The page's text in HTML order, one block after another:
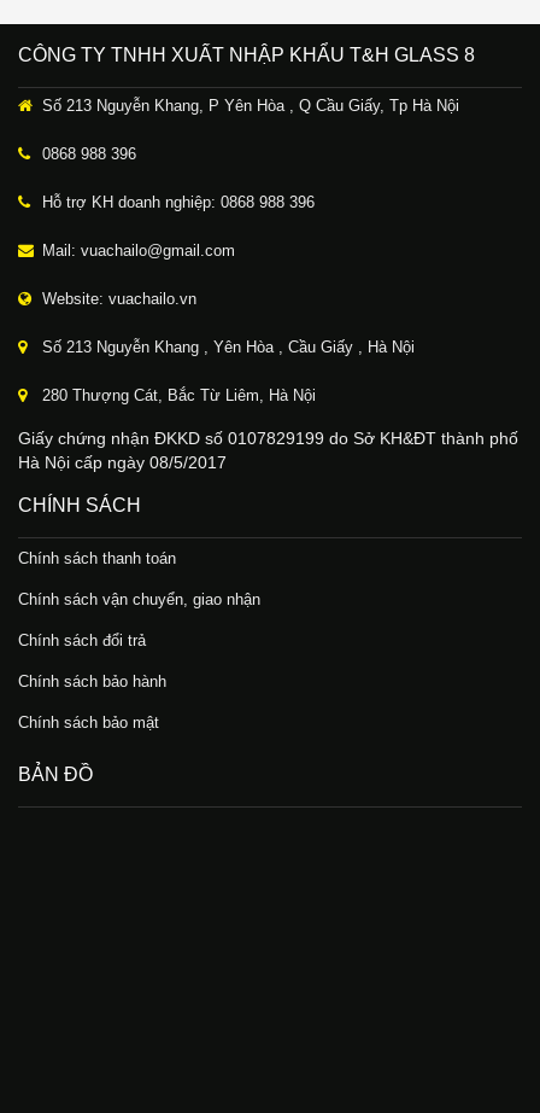
CÔNG TY TNHH XUẤT NHẬP KHẨU T&H GLASS 8
Số 213 Nguyễn Khang, P Yên Hòa , Q Cầu Giấy, Tp Hà Nội
0868 988 396
Hỗ trợ KH doanh nghiệp: 0868 988 396
Mail: vuachailo@gmail.com
Website: vuachailo.vn
Số 213 Nguyễn Khang , Yên Hòa , Cầu Giấy , Hà Nội
280 Thượng Cát, Bắc Từ Liêm, Hà Nội
Giấy chứng nhận ĐKKD số 0107829199 do Sở KH&ĐT thành phố
Hà Nội cấp ngày 08/5/2017
CHÍNH SÁCH
Chính sách thanh toán
Chính sách vận chuyển, giao nhận
Chính sách đổi trả
Chính sách bảo hành
Chính sách bảo mật
BẢN ĐỒ